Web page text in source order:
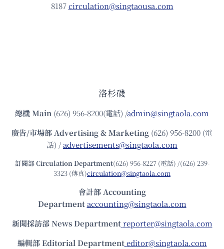
8187circulation@singtaousa.com
洛杉磯
總機Main (626) 956-8200(電話) /admin@singtaola.com
廣告/市場部Advertising & Marketing (626) 956-8200 (電
話) /advertisements@singtaola.com
訂閱部 Circulation Department(626) 956-8227 (電話) /(626) 239-
3323 (傳真)circulation@singtaola.com
會計部 Accounting
Department accounting@singtaola.com
新聞採訪部 News Department reporter@singtaola.com
編輯部 Editorial Department editor@singtaola.com